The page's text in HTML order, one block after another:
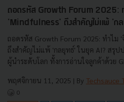
ถอดรหัส Growth Forum 2025:
'Mindfulness' ถึงสำคัญไม่แพ้ 'กล
ถอดรหัส Growth Forum 2025: ทำไม
ถึงสำคัญไม่แพ้ 'กลยุทธ์' ในยุค AI? สรุป
ผู้นำระดับโลก ทั้งการอ่านใจลูกค้าด้วย
พฤศจิกายน 11, 2025 | By Techsauce
0